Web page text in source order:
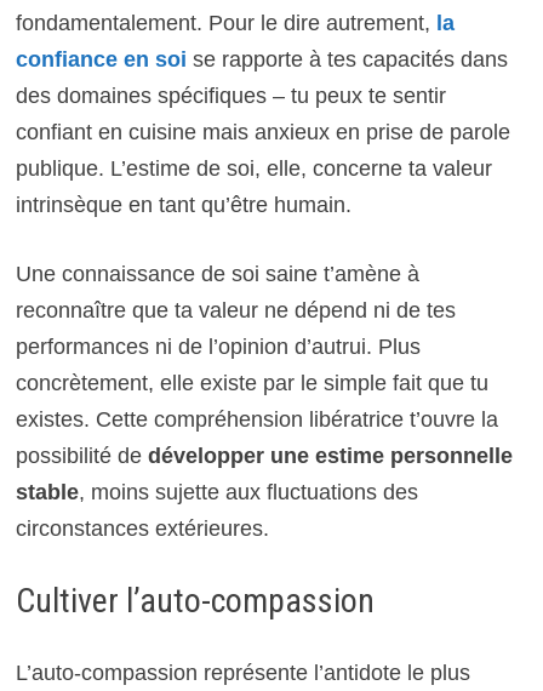
fondamentalement. Pour le dire autrement, la
confiance en soi se rapporte à tes capacités dans
des domaines spécifiques – tu peux te sentir
confiant en cuisine mais anxieux en prise de parole
publique. L’estime de soi, elle, concerne ta valeur
intrinsèque en tant qu’être humain.
Une connaissance de soi saine t’amène à
reconnaître que ta valeur ne dépend ni de tes
performances ni de l’opinion d’autrui. Plus
concrètement, elle existe par le simple fait que tu
existes. Cette compréhension libératrice t’ouvre la
possibilité de développer une estime personnelle
stable, moins sujette aux fluctuations des
circonstances extérieures.
Cultiver l’auto-compassion
L’auto-compassion représente l’antidote le plus